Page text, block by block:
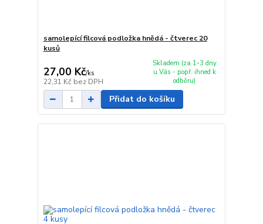
samolepící filcová podložka hnědá - čtverec 20
kusů
27,00 Kč/ks
22,31 Kč bez DPH
Skladem (za 1-3 dny
u Vás - popř. ihned k
odběru)
Přidat do košíku